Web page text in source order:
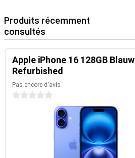
Produits récemment
consultés
Apple iPhone 16 128GB Blauw
Refurbished
Pas encore d'avis
0 étoiles